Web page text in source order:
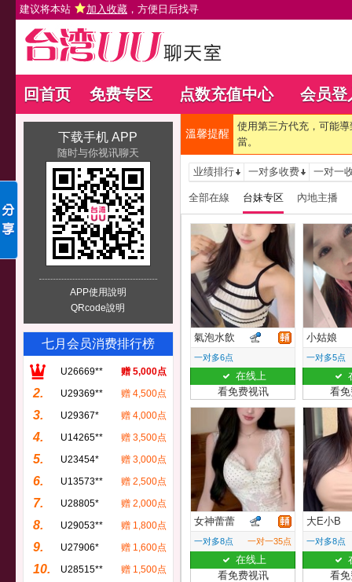
建议将本站 加入收藏 ，方便日后找寻
回首页 免费专区 点数充值中心 会员登
下载手机 APP
随时与你视讯聊天
APP使用說明
QRcode說明
七月会员消费排行榜
U26669** 赠 5,000点
2. U29369** 赠 4,500点
3. U29367* 赠 4,000点
4. U14265** 赠 3,500点
5. U23454* 赠 3,000点
6. U13573** 赠 2,500点
7. U28805* 赠 2,000点
8. U29053** 赠 1,800点
9. U27906* 赠 1,600点
10. U28515** 赠 1,500点
溫馨提醒
使用第三方代充，可能
當。
业绩排行 一对多收费 一对一
全部在線 台妹专区 內地主播
氣泡水飲
一对多6点
在线上
看免费视讯
小姑娘
一对多5点
看
女神蕾蕾
一对多8点 一对一35点
在线上
看免费视讯
大E小B
一对多8点
看